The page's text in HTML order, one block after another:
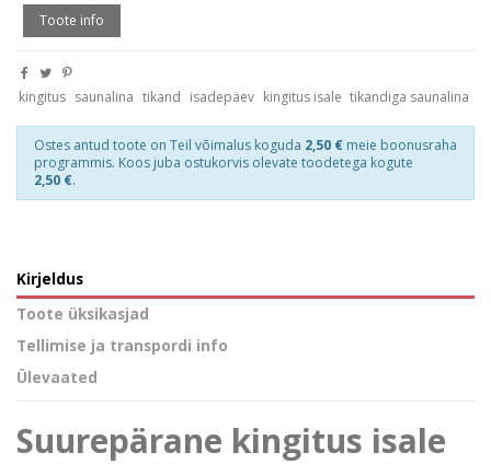
Toote info
kingitus saunalina tikand isadepäev kingitus isale tikandiga saunalina
Ostes antud toote on Teil võimalus koguda 2,50 € meie boonusraha
programmis. Koos juba ostukorvis olevate toodetega kogute
2,50 €.
Kirjeldus
Toote üksikasjad
Tellimise ja transpordi info
Ülevaated
Suurepärane kingitus isale